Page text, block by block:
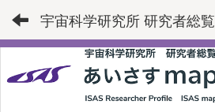
宇宙科学研究所 研究者総覧